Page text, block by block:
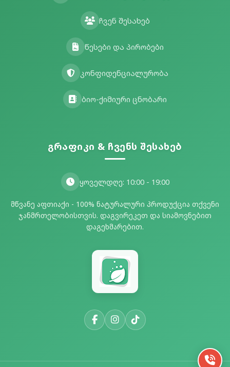
ჩვენ შესახებ
წესები და პირობები
კონფიდენციალურობა
ბიო-ქიმიური ცნობარი
გრაფიკი & ჩვენს შესახებ
ყოველდღე: 10:00 - 19:00
მწვანე აფთიაქი - 100% ნატურალური პროდუქცია თქვენი
ჯანმრთელობისთვის. დაგვირეკეთ და სიამოვნებით
დაგეხმარებით.